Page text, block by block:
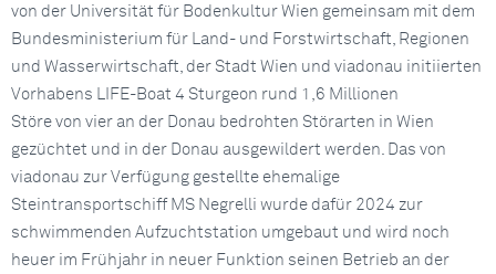
von der Universität für Bodenkultur Wien gemeinsam mit dem
Bundesministerium für Land- und Forstwirtschaft, Regionen
und Wasserwirtschaft, der Stadt Wien und viadonau initiierten
Vorhabens LIFE-Boat 4 Sturgeon rund 1,6 Millionen
Störe von vier an der Donau bedrohten Störarten in Wien
gezüchtet und in der Donau ausgewildert werden. Das von
viadonau zur Verfügung gestellte ehemalige
Steintransportschiff MS Negrelli wurde dafür 2024 zur
schwimmenden Aufzuchtstation umgebaut und wird noch
heuer im Frühjahr in neuer Funktion seinen Betrieb an der